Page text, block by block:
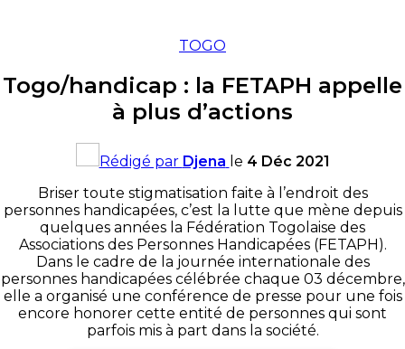
TOGO
Togo/handicap : la FETAPH appelle
à plus d’actions
Rédigé par Djena le 4 Déc 2021
Briser toute stigmatisation faite à l’endroit des
personnes handicapées, c’est la lutte que mène depuis
quelques années la Fédération Togolaise des
Associations des Personnes Handicapées (FETAPH).
Dans le cadre de la journée internationale des
personnes handicapées célébrée chaque 03 décembre,
elle a organisé une conférence de presse pour une fois
encore honorer cette entité de personnes qui sont
parfois mis à part dans la société.